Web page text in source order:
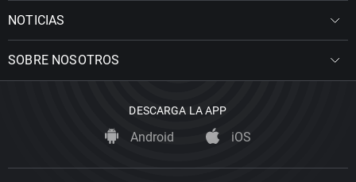
NOTICIAS
SOBRE NOSOTROS
DESCARGA LA APP
Android iOS